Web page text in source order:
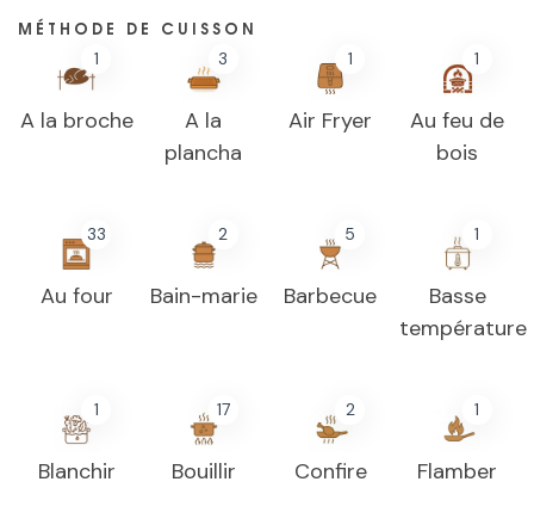
MÉTHODE DE CUISSON
1
A la broche
3
A la
plancha
1
Air Fryer
1
Au feu de
bois
33
Au four
2
Bain-marie
5
Barbecue
1
Basse
température
1
Blanchir
17
Bouillir
2
Confire
1
Flamber